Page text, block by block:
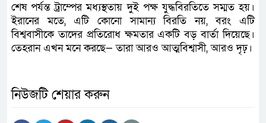
শেষ পর্যন্ত ট্রাম্পের মধ্যস্থতায় দুই পক্ষ যুদ্ধবিরতিতে সম্মত হয়।
ইরানের মতে, এটি কোনো সামান্য বিরতি নয়, বরং এটি
বিশ্ববাসীকে তাদের প্রতিরোধ ক্ষমতার একটি বড় বার্তা দিয়েছে।
তেহরান এখন মনে করছে— তারা আরও আত্মবিশ্বাসী, আরও দৃঢ়।
নিউজটি শেয়ার করুন